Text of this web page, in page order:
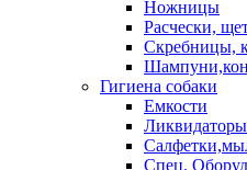
Ножницы
Расчески,
Скребницы,
Гигиена собаки
Емкости
Ликвидаторы
Спец.